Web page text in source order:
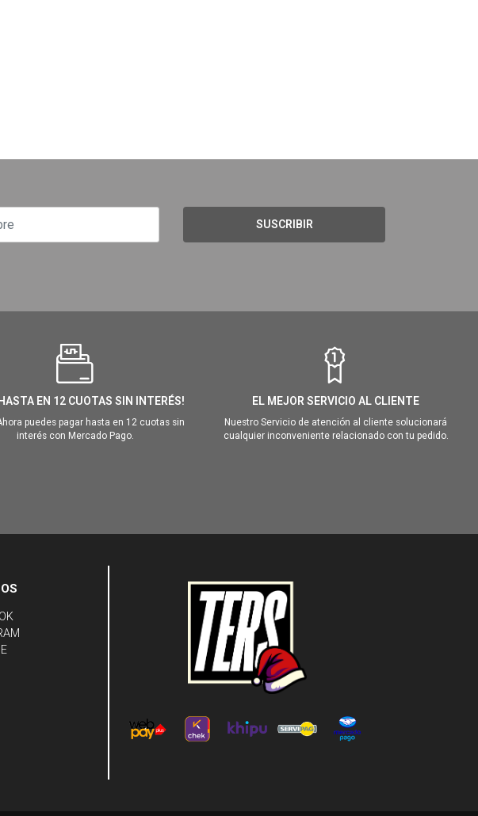
SUSCRIBIR
EN 12 CUOTAS SIN INTERÉS!
puedes pagar hasta en 12 cuotas sin
interés con Mercado Pago.
EL MEJOR SERVICIO AL CLIENTE
Nuestro Servicio de atención al cliente solucionará
cualquier inconveniente relacionado con tu pedido.